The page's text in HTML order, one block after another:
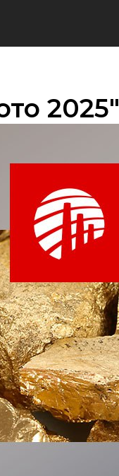
2025"